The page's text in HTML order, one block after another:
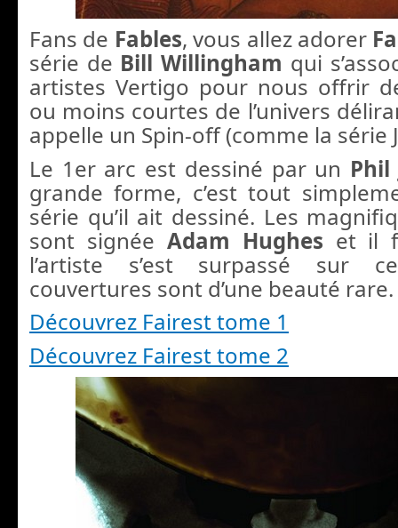
Fans de Fables, vous allez adorer
série de Bill Willingham qui
artistes Vertigo pour nous offrir
ou moins courtes de l’univers
appelle un Spin-off (comme la série
Le 1er arc est dessiné par un
grande forme, c’est tout
série qu’il ait dessiné. Les
sont signée Adam Hughes et il
l’artiste s’est surpassé sur
couvertures sont d’une beauté rare.
Découvrez Fairest tome 1
Découvrez Fairest tome 2